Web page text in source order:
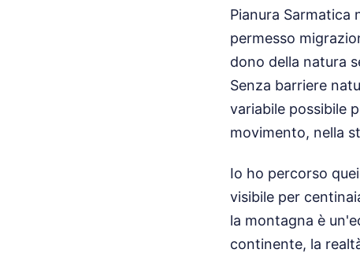
Pianura
permesso
dono della natura
Senza barriere
variabile possibile
movimento, nella
Io ho percorso
visibile per
la montagna è
continente, la